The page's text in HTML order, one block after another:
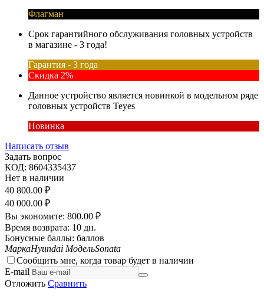
Флагман
Срок гарантийного обслуживания головных устройств
в магазине - 3 года!
Гарантия - 3 года
Скидка 2%
Данное устройство является новинкой в модельном ряде
головных устройств Teyes
Новинка
Написать отзыв
Задать вопрос
КОД: 8604335437
Нет в наличии
40 800.00 ₽
40 000.00 ₽
Вы экономите: 800.00 ₽
Время возврата: 10 дн.
Бонусные баллы: баллов
МаркаHyundai МодельSonata
Сообщить мне, когда товар будет в наличии
E-mail
Отложить Сравнить